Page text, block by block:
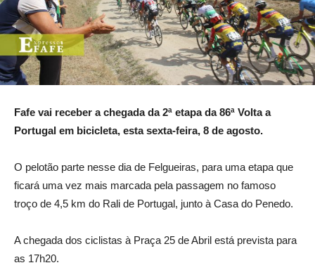
Fafe vai receber a chegada da 2ª etapa da 86ª Volta a
Portugal em bicicleta, esta sexta-feira, 8 de agosto.
O pelotão parte nesse dia de Felgueiras, para uma etapa que
ficará uma vez mais marcada pela passagem no famoso
troço de 4,5 km do Rali de Portugal, junto à Casa do Penedo.
A chegada dos ciclistas à Praça 25 de Abril está prevista para
as 17h20.